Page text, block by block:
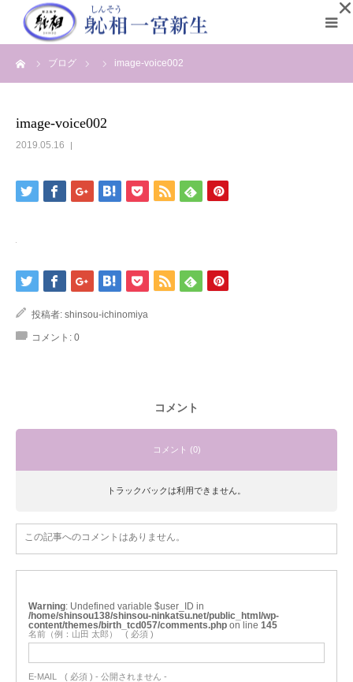
ブログ image-voice002
image-voice002
2019.05.16
投稿者: shinsou-ichinomiya
コメント: 0
コメント
コメント (0)
トラックバックは利用できません。
この記事へのコメントはありません。
Warning : Undefined variable $user_ID in
/home/shinsou138/shinsou-ninkatsu.net/public_html/wp-
content/themes/birth_tcd057/comments.php on line 145
名前（例：山田 太郎） ( 必須 )
E-MAIL ( 必須 ) - 公開されません -
初めての方へ
施術の流れ
営業案内と料金